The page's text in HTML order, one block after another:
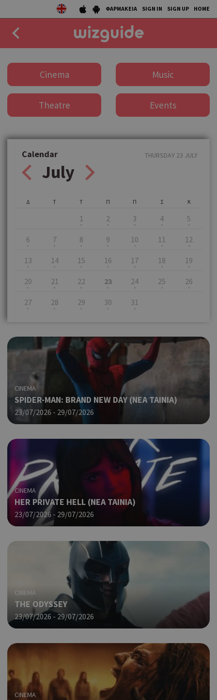
ΦΑΡΜΑΚΕΙΑ SIGN IN SIGN UP HOME
DRINK
COLLECTIONS
STORIES
Cinema Music
Theatre Events
Calendar
July
THURSDAY 23 JULY
Δ Τ Τ
1
Π
2
Π
3
Σ
4
Κ
5
6 7 8 9 10 11 12
13 14 15 16 17 18 19
20 21 22 23 24 25 26
27 28 29 30 31
CINEMA
SPIDER-MAN: BRAND NEW DAY (ΝΕΑ ΤΑΙΝΙΑ)
23/07/2026 - 29/07/2026
CINEMA
HER PRIVATE HELL (ΝΕΑ ΤΑΙΝΙΑ)
23/07/2026 - 29/07/2026
CINEMA
THE ODYSSEY
23/07/2026 - 29/07/2026
CINEMA